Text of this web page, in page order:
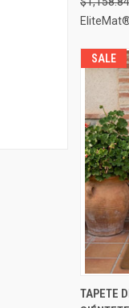
SALE
TAPETE